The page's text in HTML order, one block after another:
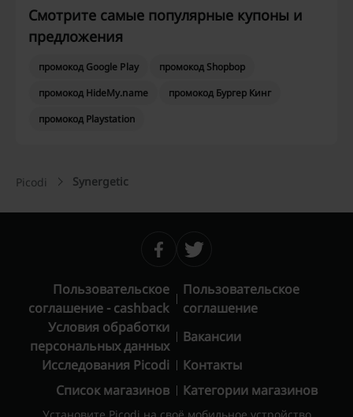
Смотрите самые популярные купоны и
предложения
промокод Google Play
промокод Shopbop
промокод HideMy.name
промокод Бургер Кинг
промокод Playstation
Picodi Synergetic
Пользовательское
соглашение - cashback
Пользовательское
соглашение
Условия обработки
персональных данных
Вакансии
Исследования Picodi
Контакты
Список магазинов
Категории магазинов